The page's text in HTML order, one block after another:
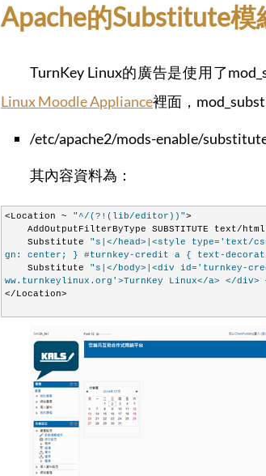
Apache的Substitute
TurnKey Linux的廣告是使用了
Linux Moodle Appliance裡面，
/etc/apache2/mods-enable/
其內容資料為：
<Location ~ "^/(?!(lib/editor))">
    AddOutputFilterByType SUBSTITUTE text/html
    Substitute
"s|</head>|<style type='text/
gn: center; } #turnkey-credit a { text-
    Substitute
"s|</body>|<div id='turnkey-
ww.turnkeylinux.org'>TurnKey Linux</a> </
</Location>